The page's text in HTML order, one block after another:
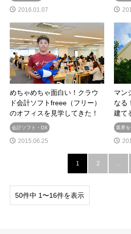
2016.01.07
めちゃめちゃ面白い！クラウ
ド会計ソフトfreee（フリー）
のオフィスを見学してきた！
会計ソフト・DX
2015.06.25
マン
なる
建て
業界
1 2 …
50件中 1〜16件を表示